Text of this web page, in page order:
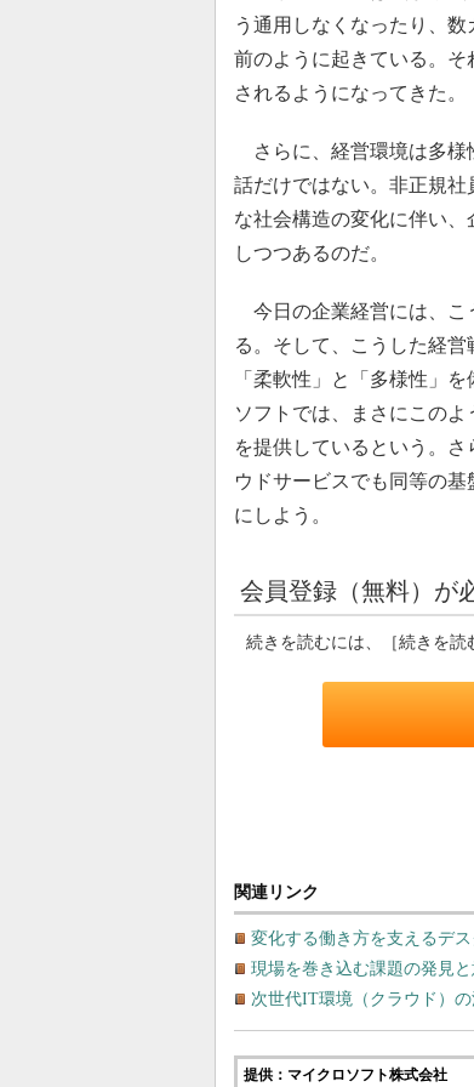
う通用しなくなったり、
前のように起きている。
されるようになってきた。
さらに、経営環境は多様
話だけではない。非正規
な社会構造の変化に伴い
しつつあるのだ。
今日の企業経営には、こ
る。そして、こうした経
「柔軟性」と「多様性」
ソフトでは、まさにこの
を提供しているという。
ウドサービスでも同等の
にしよう。
会員登録（無料）が
続きを読むには、［続きを読
関連リンク
変化する働き方を支えるデ
現場を巻き込む課題の発見
次世代IT環境（クラウド）
提供：マイクロソフト株式会社